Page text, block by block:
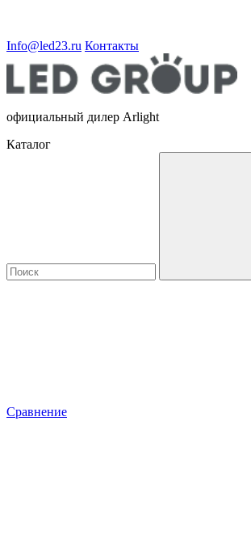
Info@led23.ru Контакты
официальный дилер Arlight
Каталог
Сравнение